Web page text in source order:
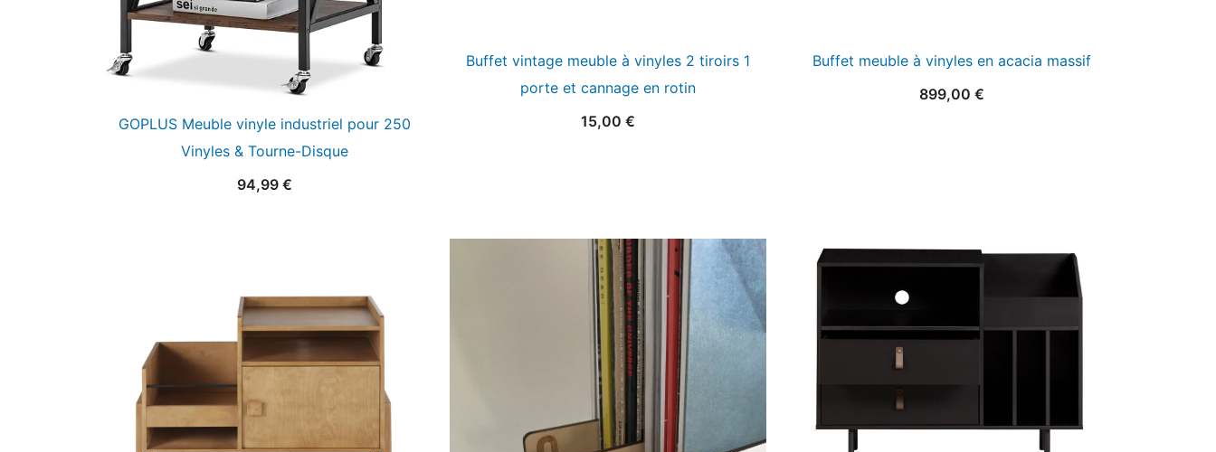
GOPLUS Meuble vinyle industriel pour 250
Vinyles & Tourne-Disque
94,99 €
Buffet vintage meuble à vinyles 2 tiroirs 1
porte et cannage en rotin
15,00 €
Buffet meuble à vinyles en acacia massif
899,00 €